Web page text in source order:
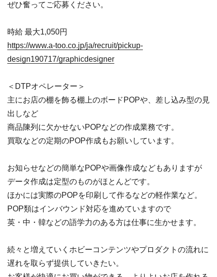
ぜひ奮ってご応募ください。
時給 最大1,050円
https://www.a-too.co.jp/ja/recruit/pickup-
design190717/graphicdesigner
＜DTPオペレーター＞
主にお店の棚を飾る棚上のボードPOPや、差し込み型の見
出しなど
商品陳列に欠かせないPOPなどの作成業務です。
買取などの定期のPOP作成もお願いしています。
お知らせなどの簡単なPOPや画像作成などもありますが
データ作成は定型のものがほとんどです。
ほかには実際のPOPを印刷して作るなどの軽作業など。
POP類はインバウンド対応を進めていますので
英・中・韓などの語学力のある方は仕事に生かせます。
続々と増えていくホビーコンテンツやプロダクトの流れに
遅れを取らず提供していきたい。